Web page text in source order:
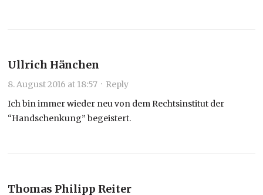
Ullrich Hänchen
8. August 2016 at 18:57 · Reply
Ich bin immer wieder neu von dem Rechtsinstitut der
“Handschenkung” begeistert.
Thomas Philipp Reiter